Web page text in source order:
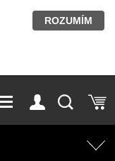
ROZUMÍM